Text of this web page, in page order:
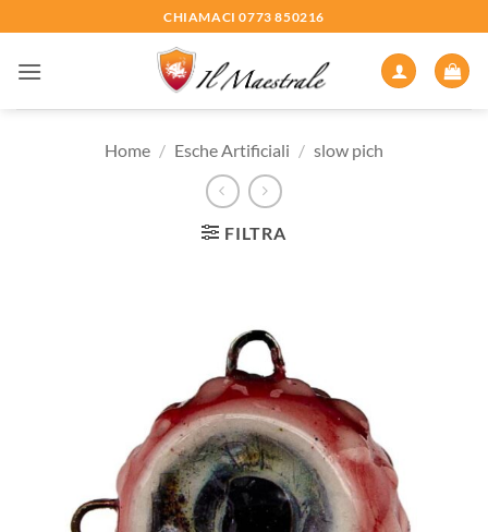
ai
contenuti
CHIAMACI 0773 850216
Home / Esche Artificiali / slow pich
FILTRA